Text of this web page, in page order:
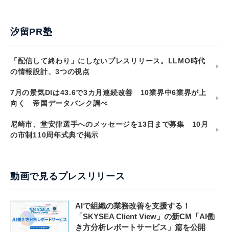
汐留PR塾
「配信して終わり」にしないプレスリリース。LLMO時代
の情報設計、3つの視点
7月の景気DIは43.6で3カ月連続改善 10業界中6業界が上
向く 帝国データバンク調べ
尼崎市、堂安律選手へのメッセージを13日まで募集 10月
の市制110周年式典で掲示
動画で見るプレスリリース
AIで組織の業務改善を支援する！
「SKYSEA Client View」の新CM「AI働
き方分析レポートサービス」篇を公開